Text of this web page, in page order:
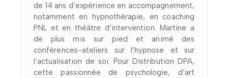
de 14 ans d’expérience en accompagnement,
notamment en hypnothérapie, en coaching
PNL et en théâtre d’intervention. Martine a
de plus mis sur pied et animé des
conférences-ateliers sur l’hypnose et sur
l’actualisation de soi. Pour Distribution DPA,
cette passionnée de psychologie, d’art